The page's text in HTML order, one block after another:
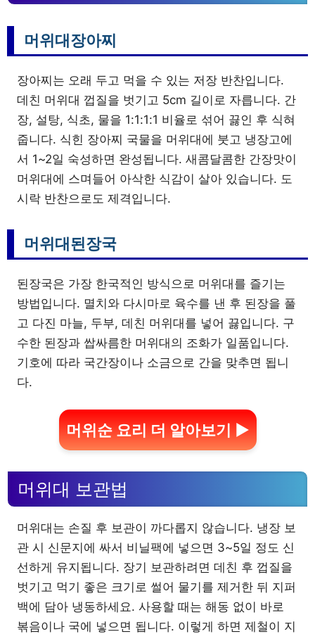
머위대장아찌
장아찌는 오래 두고 먹을 수 있는 저장 반찬입니다.
데친 머위대 껍질을 벗기고 5cm 길이로 자릅니다. 간
장, 설탕, 식초, 물을 1:1:1:1 비율로 섞어 끓인 후 식혀
줍니다. 식힌 장아찌 국물을 머위대에 붓고 냉장고에
서 1~2일 숙성하면 완성됩니다. 새콤달콤한 간장맛이
머위대에 스며들어 아삭한 식감이 살아 있습니다. 도
시락 반찬으로도 제격입니다.
머위대된장국
된장국은 가장 한국적인 방식으로 머위대를 즐기는
방법입니다. 멸치와 다시마로 육수를 낸 후 된장을 풀
고 다진 마늘, 두부, 데친 머위대를 넣어 끓입니다. 구
수한 된장과 쌉싸름한 머위대의 조화가 일품입니다.
기호에 따라 국간장이나 소금으로 간을 맞추면 됩니
다.
머위순 요리 더 알아보기 ▶
머위대 보관법
머위대는 손질 후 보관이 까다롭지 않습니다. 냉장 보
관 시 신문지에 싸서 비닐팩에 넣으면 3~5일 정도 신
선하게 유지됩니다. 장기 보관하려면 데친 후 껍질을
벗기고 먹기 좋은 크기로 썰어 물기를 제거한 뒤 지퍼
백에 담아 냉동하세요. 사용할 때는 해동 없이 바로
볶음이나 국에 넣으면 됩니다. 이렇게 하면 제철이 지